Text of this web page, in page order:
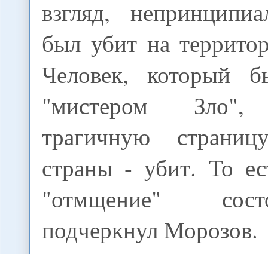
взгляд,
был убит на
Человек,
"мистером Зло",
трагичную
страны - убит. То
"отмщение"
подчеркнул Морозов.